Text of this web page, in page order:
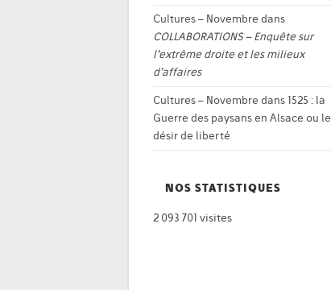
Cultures – Novembre dans
COLLABORATIONS – Enquête sur
l’extrême droite et les milieux
d’affaires
Cultures – Novembre dans 1525 : la
Guerre des paysans en Alsace ou le
désir de liberté
NOS STATISTIQUES
2 093 701 visites